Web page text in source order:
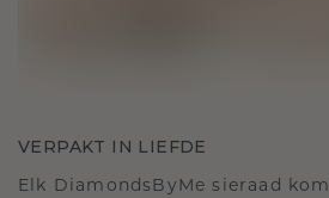
VERPAKT IN LIEFDE
Elk DiamondsByMe sieraad